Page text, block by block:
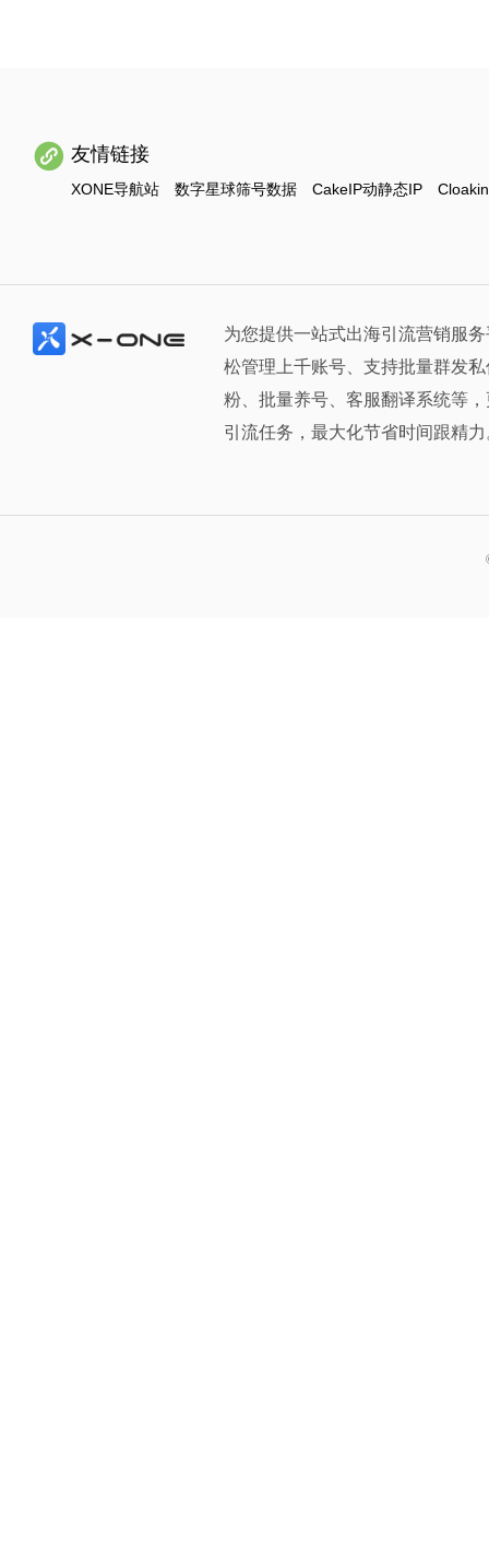
友情链接
XONE导航站 数字星球筛号数据 CakeIP动静态IP
为您提供一站式出海引流营销服
松管理上千账号、支持批量群发
粉、批量养号、客服翻译系统等
引流任务，最大化节省时间跟精力